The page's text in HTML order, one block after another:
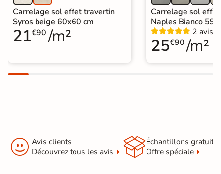
Carrelage sol effet travertin
Syros beige 60x60 cm
21€90 /m²
Carrelage sol
Naples Bianco
2 avis
25€90 /m²
 Avis clients
Découvrez tous les avis
Échantillons gratuit
Offre spéciale